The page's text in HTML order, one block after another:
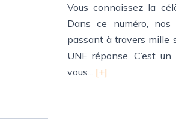
Vous connaissez la
Dans ce numéro,
passant à travers mille
UNE réponse. C’est
vous... [+]